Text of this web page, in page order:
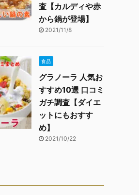
査【カルディや赤
から鍋が登場】
2021/11/8
食品
グラノーラ 人気お
すすめ10選 口コミ
ガチ調査【ダイエ
ットにもおすす
め】
2021/10/22